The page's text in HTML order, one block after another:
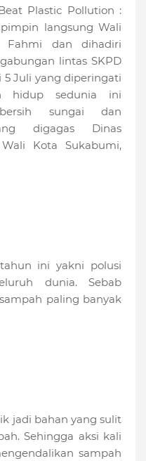
Plastic Pollution :
langsung Wali
Fahmi dan dihadiri
lintas SKPD
5 Juli yang diperingati
hidup sedunia ini
sungai dan
digagas Dinas
Kota Sukabumi,
ini yakni polusi
dunia. Sebab
paling banyak
jadi bahan yang sulit
Sehingga aksi kali
sampah